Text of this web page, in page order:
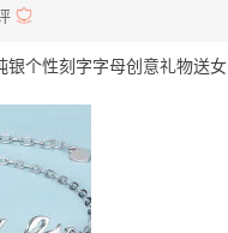
个性刻字字母创意礼物送女